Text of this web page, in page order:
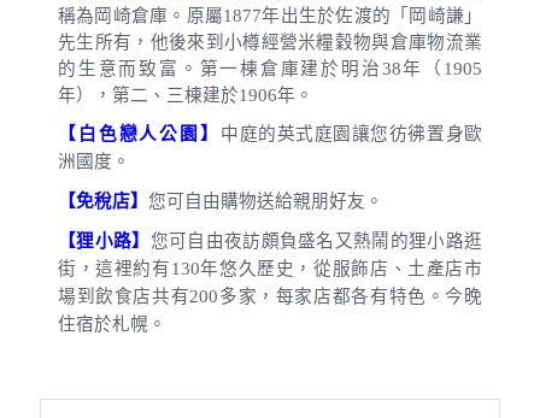
稱為岡崎倉庫。原屬1877年出生於佐渡的「岡崎謙」
先生所有，他後來到小樽經營米糧穀物與倉庫物流業
的生意而致富。第一棟倉庫建於明治38年（ 1905
年），第二、三棟建於1906年。
【白色戀人公園】 中庭的英式庭園讓您彷彿置身歐
洲國度。
【免稅店】 您可自由購物送給親朋好友。
【狸小路】 您可自由夜訪頗負盛名又熱鬧的狸小路逛
街，這裡約有130年悠久歷史，從服飾店、土產店市
場到飲食店共有200多家，每家店都各有特色。今晚
住宿於札幌。